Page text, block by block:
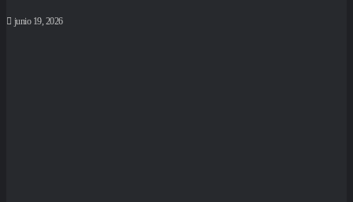
junio 19, 2026